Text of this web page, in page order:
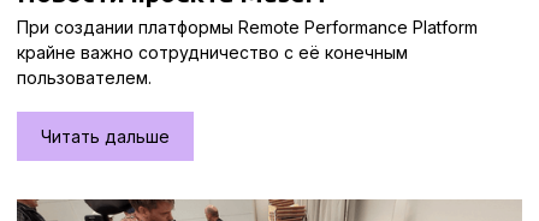
При создании платформы Remote Performance Platform
крайне важно сотрудничество с её конечным
пользователем.
Читать дальше